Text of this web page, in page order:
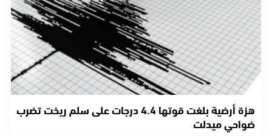
هزة أرضية بلغت قوتها 4.4 درجات على سلم ريخت تضرب
ضواحي ميدلت